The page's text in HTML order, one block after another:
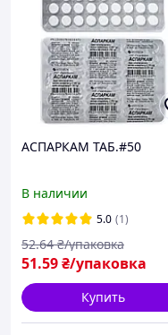
АСПАРКАМ ТАБ.#50
В наличии
5.0 (1)
51.59₴/упаковка
52.64 ₴/упаковка
Купить